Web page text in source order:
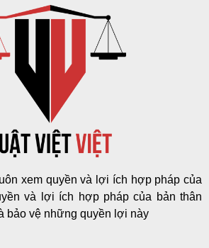
xem quyền và lợi ích hợp pháp của
và lợi ích hợp pháp của bản thân
bảo vệ những quyền lợi này